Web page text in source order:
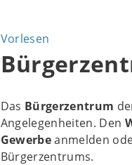
Vorlesen
Das Bürgerzentrum
Angelegenheiten. Den
Gewerbeanmelden
Bürgerzentrums.